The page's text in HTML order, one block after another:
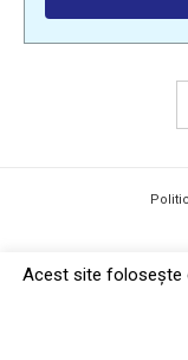
Acest site foloseşte